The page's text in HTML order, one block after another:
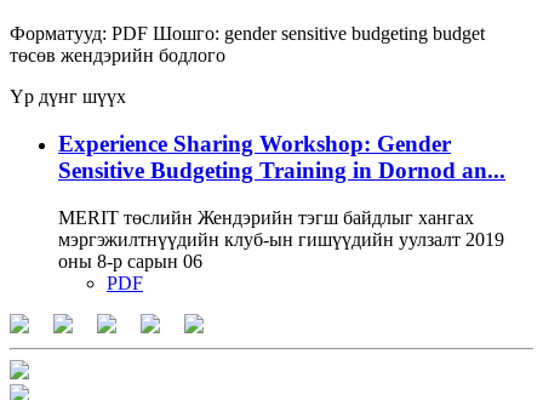
Форматууд: PDF Шошго: gender sensitive budgeting budget
төсөв жендэрийн бодлого
Үр дүнг шүүх
Experience Sharing Workshop: Gender
Sensitive Budgeting Training in Dornod an...
MERIT төслийн Жендэрийн тэгш байдлыг хангах
мэргэжилтнүүдийн клуб-ын гишүүдийн уулзалт 2019
оны 8-р сарын 06
PDF